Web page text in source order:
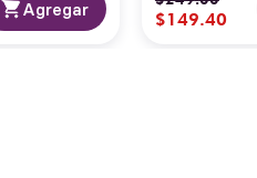
Agregar $149.40